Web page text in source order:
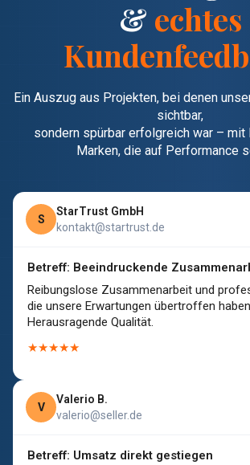
& echtes
Ein Auszug aus Projekten, bei denen
sichtbar,
sondern spürbar erfolgreich war – mit
Marken, die auf Performance
S
StarTrust GmbH
kontakt@startrust.de
Betreff: Beeindruckende
Reibungslose Zusammenarbeit und
die unsere Erwartungen übertroffen
Herausragende Qualität.
★★★★★
V
Valerio B.
valerio@seller.de
Betreff: Umsatz direkt gestiegen